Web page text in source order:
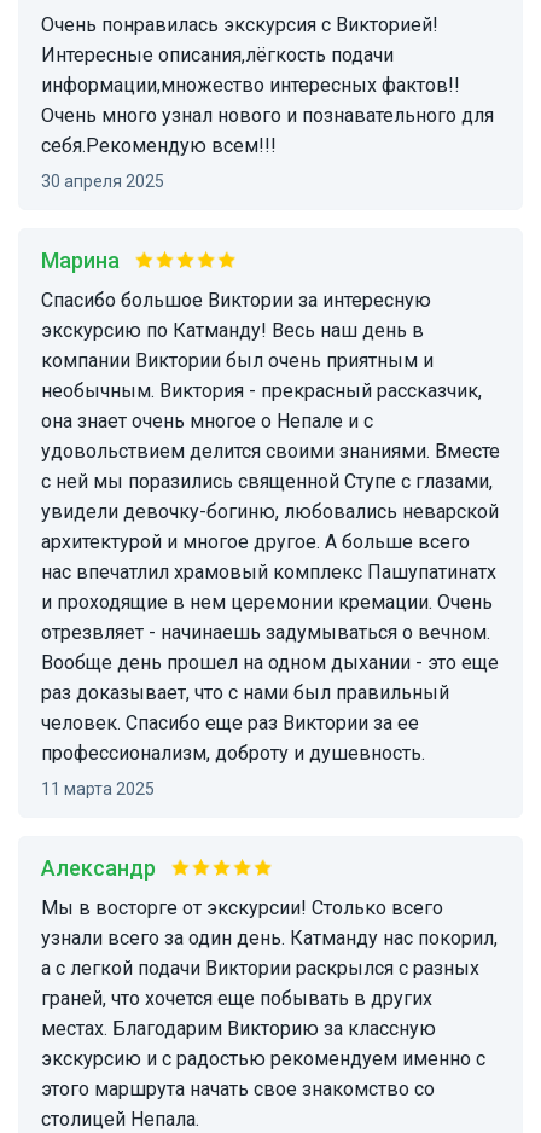
Очень понравилась экскурсия с Викторией!
Интересные описания,лёгкость подачи
информации,множество интересных фактов!!
Очень много узнал нового и познавательного для
себя.Рекомендую всем!!!
30 апреля 2025
Марина
Спасибо большое Виктории за интересную
экскурсию по Катманду! Весь наш день в
компании Виктории был очень приятным и
необычным. Виктория - прекрасный рассказчик,
она знает очень многое о Непале и с
удовольствием делится своими знаниями. Вместе
с ней мы поразились священной Ступе с глазами,
увидели девочку-богиню, любовались неварской
архитектурой и многое другое. А больше всего
нас впечатлил храмовый комплекс Пашупатинатх
и проходящие в нем церемонии кремации. Очень
отрезвляет - начинаешь задумываться о вечном.
Вообще день прошел на одном дыхании - это еще
раз доказывает, что с нами был правильный
человек. Спасибо еще раз Виктории за ее
профессионализм, доброту и душевность.
11 марта 2025
Александр
Мы в восторге от экскурсии! Столько всего
узнали всего за один день. Катманду нас покорил,
а с легкой подачи Виктории раскрылся с разных
граней, что хочется еще побывать в других
местах. Благодарим Викторию за классную
экскурсию и с радостью рекомендуем именно с
этого маршрута начать свое знакомство со
столицей Непала.